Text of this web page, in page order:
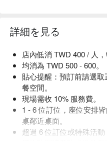
詳細を見る
店內低消 TWD 400 / 人
均消為 TWD 500 - 600。
貼心提醒：預訂前請選
餐空間。
現場需收 10% 服務費。
1 - 6 位訂位，座位安排
桌鄰近桌面。
超過 6 位訂位或特殊活動